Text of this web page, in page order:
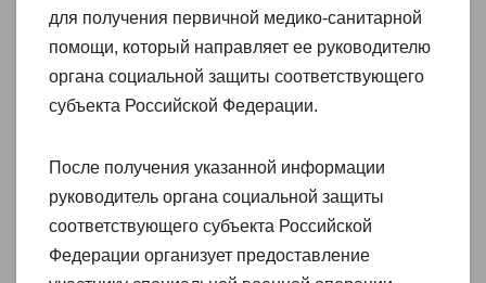
для получения первичной медико-санитарной
помощи, который направляет ее руководителю
органа социальной защиты соответствующего
субъекта Российской Федерации.
После получения указанной информации
руководитель органа социальной защиты
соответствующего субъекта Российской
Федерации организует предоставление